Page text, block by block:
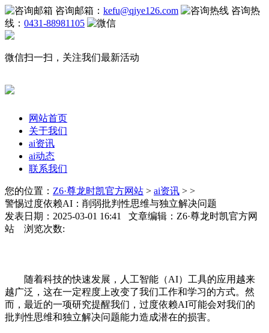
咨询邮箱： kefu@qiye126.com
咨询热
线： 0431-88981105
微信扫一扫，关注我们最新活动
网站首页
关于我们
ai资讯
ai动态
联系我们
您的位置： Z6·尊龙时凯官方网站 > ai资讯 > >
警惕过度依赖AI：削弱批判性思维与独立解决问题
发表日期：2025-03-01 16:41 文章编辑：Z6·尊龙时凯官方网
站 浏览次数:
随着科技的快速发展，人工智能（AI）工具的应用越来
越广泛，这在一定程度上改变了我们工作和学习的方式。然
而，最近的一项研究提醒我们，过度依赖AI可能会对我们的
批判性思维和独立解决问题能力造成潜在的损害。